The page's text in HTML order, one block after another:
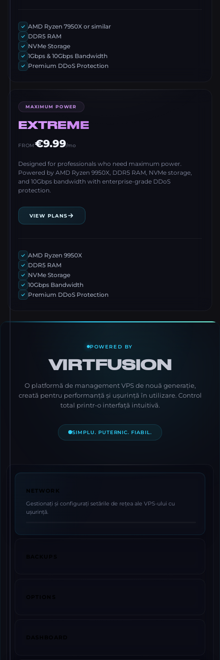
AMD Ryzen 7950X or similar
DDR5 RAM
NVMe Storage
1Gbps & 10Gbps Bandwidth
Premium DDoS Protection
MAXIMUM POWER
EXTREME
FROM€9.99/mo
Designed for professionals who need maximum power.
Powered by AMD Ryzen 9950X, DDR5 RAM, NVMe storage,
and 10Gbps bandwidth with enterprise-grade DDoS
protection.
VIEW PLANS
AMD Ryzen 9950X
DDR5 RAM
NVMe Storage
10Gbps Bandwidth
Premium DDoS Protection
POWERED BY
VIRTFUSION
O platformă de management VPS de nouă generație,
creată pentru performanță și ușurință în utilizare. Control
total printr-o interfață intuitivă.
SIMPLU. PUTERNIC. FIABIL.
NETWORK
Gestionați și configurați setările de rețea ale VPS-ului cu
ușurință.